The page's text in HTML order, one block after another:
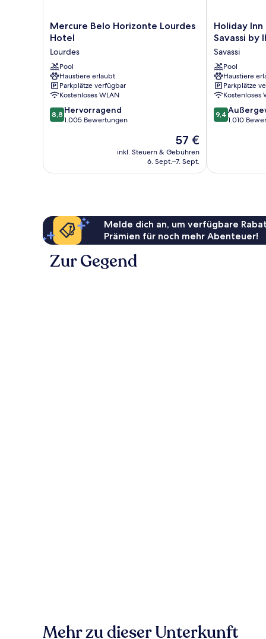
Mercure
Belo
Lourdes
Hotel
Lourdes
Mercure Belo Horizonte Lourdes
Hotel
Lourdes
Pool
Haustiere erlaubt
Parkplätze verfügbar
Kostenloses WLAN
8.8
von
8,8 Hervorragend
1.005 Bewertungen
Der
Preis
beträgt
57 €
inkl. Steuern & Gebühren
6. Sept.–7. Sept.
Holiday
Inn
Horizonte
Savassi
by
IHG
Savassi
Holiday
Savassi by
Savassi
Pool
Haustiere
Parkplätze
Kostenloses
9.4
von
9,4
1.010
Melde dich an, um verfügbare
Prämien für noch mehr Abenteuer!
Zur Gegend
Mehr zu dieser Unterkunft